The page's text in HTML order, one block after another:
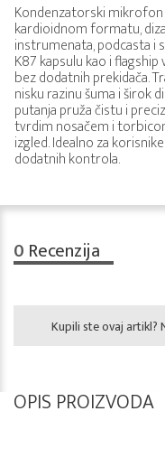
Kondenzatorski
kardioidnom formatu,
instrumenata, podcasta i
K87 kapsulu kao i
bez dodatnih prekidača.
nisku razinu šuma i širok
putanja pruža čistu i
tvrdim nosačem i
izgled. Idealno za
dodatnih kontrola.
0 Recenzija
Kupili ste ovaj artikl?
OPIS PROIZVODA